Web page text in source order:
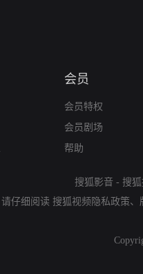
会员
会员特权
会员剧场
帮助
搜狐影音 - 搜
请仔细阅读 搜狐视频隐私政策、